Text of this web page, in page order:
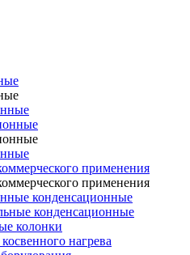
применения
применения
конденсационные
конденсационные
колонки
нагрева